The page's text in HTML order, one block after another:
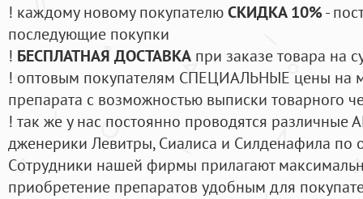
! каждому новому покупателюСКИДКА 10%-
последующие покупки
! БЕСПЛАТНАЯ ДОСТАВКА при заказе товара на
! оптовым покупателям СПЕЦИАЛЬНЫЕ цены на
препарата с возможностью выписки товарного
! так же у нас постоянно проводятся
дженерики Левитры, Сиалиса и Силденафила по
Cотрудники нашей фирмы прилагают
приобретение препаратов удобным для